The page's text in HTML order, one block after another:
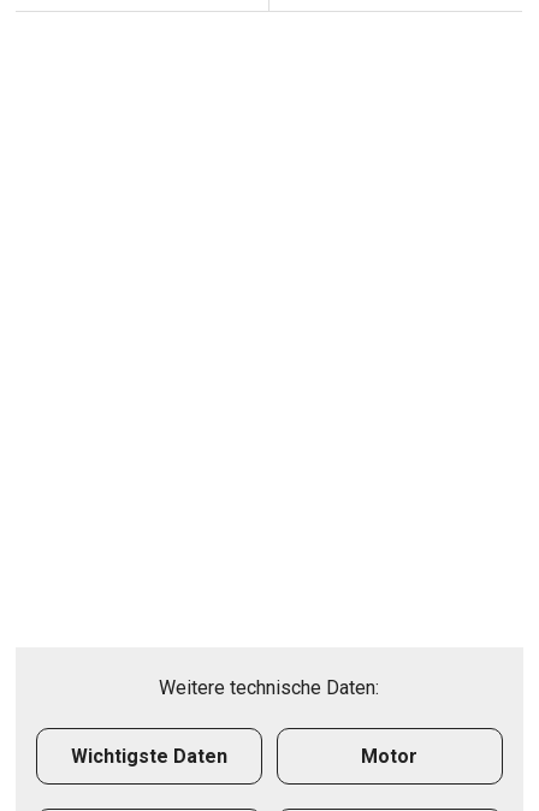
Weitere technische Daten:
Wichtigste Daten Motor